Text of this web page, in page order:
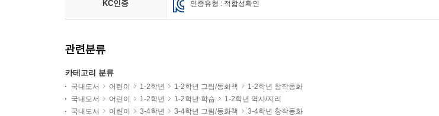
KC인증 인증유형 : 적합성확인
관련분류
카테고리 분류
국내도서 어린이 1-2학년 1-2학년 그림/동화책
1-2학년 창작동화
국내도서
어린이 1-2학년 1-2학년 학습
1-2학년 역사/지리
국내도서
어린이 3-4학년 3-4학년 그림/동화책
3-4학년 창작동화